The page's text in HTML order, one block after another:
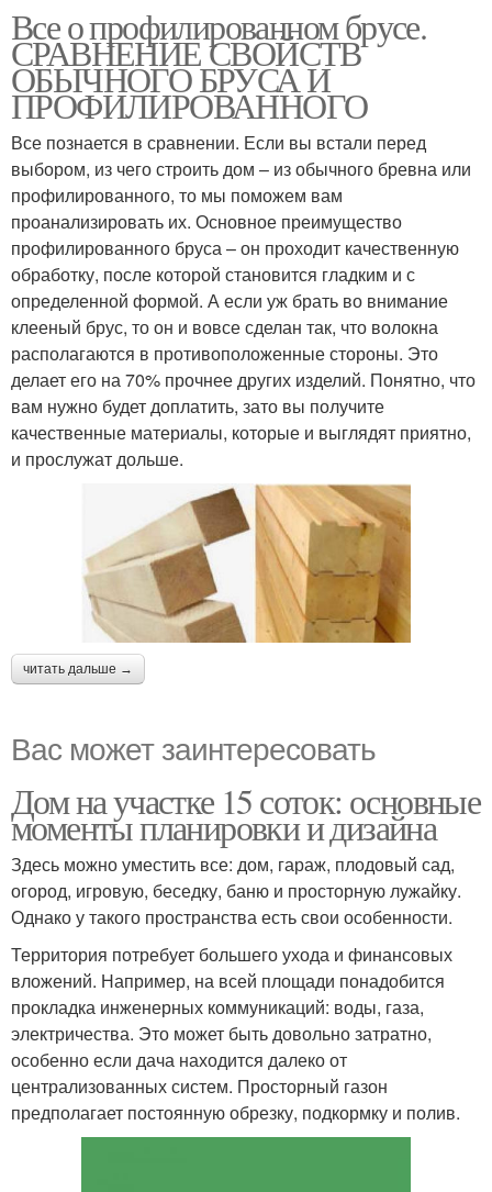
Все о профилированном брусе.
СРАВНЕНИЕ СВОЙСТВ
ОБЫЧНОГО БРУСА И
ПРОФИЛИРОВАННОГО
Все познается в сравнении. Если вы встали перед
выбором, из чего строить дом – из обычного бревна или
профилированного, то мы поможем вам
проанализировать их. Основное преимущество
профилированного бруса – он проходит качественную
обработку, после которой становится гладким и с
определенной формой. А если уж брать во внимание
клееный брус, то он и вовсе сделан так, что волокна
располагаются в противоположенные стороны. Это
делает его на 70% прочнее других изделий. Понятно, что
вам нужно будет доплатить, зато вы получите
качественные материалы, которые и выглядят приятно,
и прослужат дольше.
читать дальше →
Вас может заинтересовать
Дом на участке 15 соток: основные
моменты планировки и дизайна
Здесь можно уместить все: дом, гараж, плодовый сад,
огород, игровую, беседку, баню и просторную лужайку.
Однако у такого пространства есть свои особенности.
Территория потребует большего ухода и финансовых
вложений. Например, на всей площади понадобится
прокладка инженерных коммуникаций: воды, газа,
электричества. Это может быть довольно затратно,
особенно если дача находится далеко от
централизованных систем. Просторный газон
предполагает постоянную обрезку, подкормку и полив.